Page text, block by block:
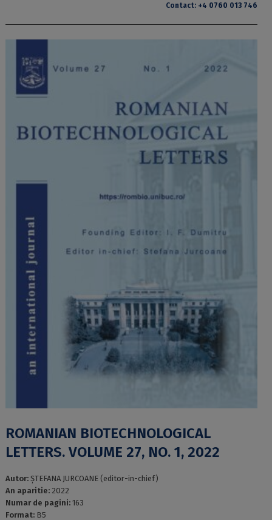
Contact: +4 0760 013 746
ROMANIAN BIOTECHNOLOGICAL
LETTERS. VOLUME 27, NO. 1, 2022
Autor: ȘTEFANA JURCOANE (editor-in-chief)
An aparitie: 2022
Numar de pagini: 163
Format: B5